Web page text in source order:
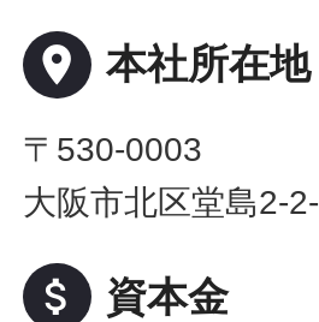
place 本社所在地
〒530-0003
大阪市北区堂島2-
attach_money 資本金